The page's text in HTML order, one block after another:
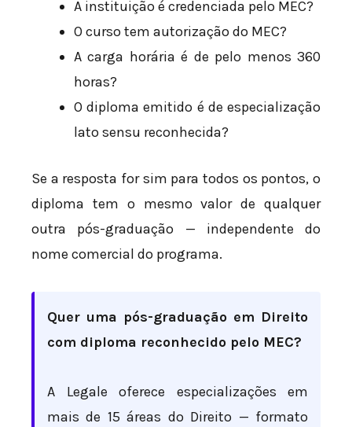
A instituição é credenciada pelo MEC?
O curso tem autorização do MEC?
A carga horária é de pelo menos 360
horas?
O diploma emitido é de especialização
lato sensu reconhecida?
Se a resposta for sim para todos os pontos, o
diploma tem o mesmo valor de qualquer
outra pós-graduação — independente do
nome comercial do programa.
Quer uma pós-graduação em Direito
com diploma reconhecido pelo MEC?
A Legale oferece especializações em
mais de 15 áreas do Direito — formato